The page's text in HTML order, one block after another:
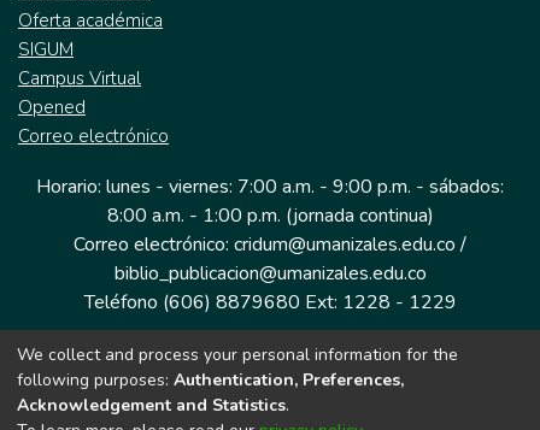
Oferta académica
SIGUM
Campus Virtual
Opened
Correo electrónico
Horario: lunes - viernes: 7:00 a.m. - 9:00 p.m. - sábados:
8:00 a.m. - 1:00 p.m. (jornada continua)
Correo electrónico: cridum@umanizales.edu.co /
biblio_publicacion@umanizales.edu.co
Teléfono (606) 8879680 Ext: 1228 - 1229
Dirección: Cra 9 a # 19-03 Edificio histórico, piso 1
Manizales, Caldas
Colombia.
We collect and process your personal information for the
following purposes: Authentication, Preferences,
Acknowledgement and Statistics.